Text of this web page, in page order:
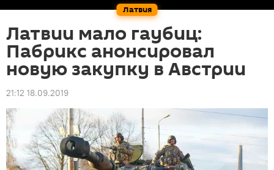
Латвия
Латвии мало гаубиц:
Пабрикс анонсировал
новую закупку в Австрии
21:12 18.09.2019